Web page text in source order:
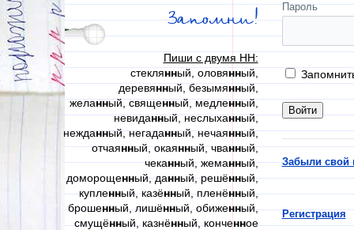
Запомни!
Пиши с двумя НН:
стеклянный, оловянный,
деревянный, безымянный,
желанный, священный, медленный,
невиданный, неслыханный,
нежданный, негаданный, нечаянный,
отчаянный, окаянный, чванный,
чеканный, жеманный,
доморощенный, данный, решённый,
купленный, казённый, пленённый,
брошенный, лишённый, обиженный,
смущённый, казнённый, конченное
Пароль
Забыли свой
Регистрация